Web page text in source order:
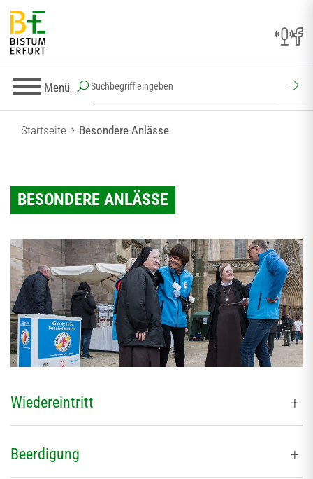
Menü
Startseite Besondere Anlässe
BESONDERE ANLÄSSE
Wiedereintritt
Beerdigung